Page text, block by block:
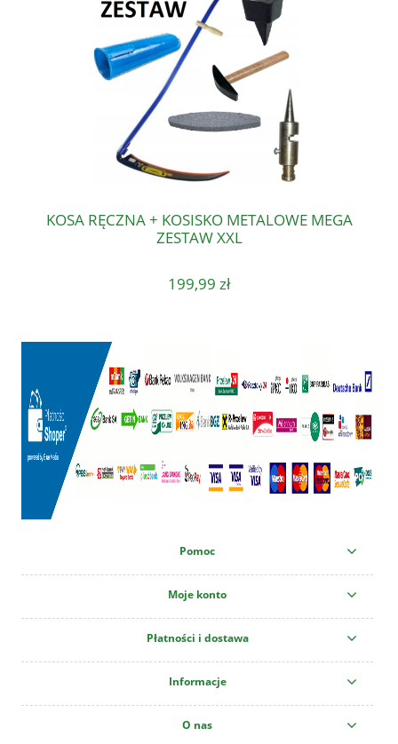
KOSA RĘCZNA + KOSISKO METALOWE MEGA
ZESTAW XXL
199,99 zł
Pomoc
Moje konto
Płatności i dostawa
Informacje
O nas